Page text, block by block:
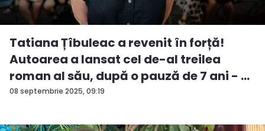
08 septembrie 2025, 09:19
Tatiana Țîbuleac a revenit în forță!
Autoarea a lansat cel de-al treilea
roman al său, după o pauză de 7 ani - ...